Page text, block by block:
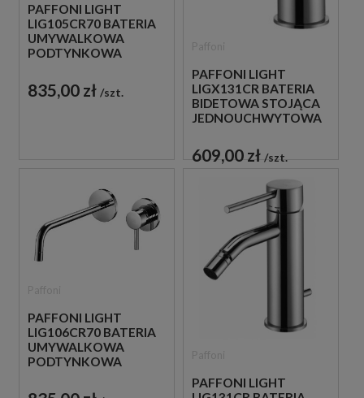
PAFFONI LIGHT
LIG105CR70 BATERIA
UMYWALKOWA
PODTYNKOWA
CHROM
835,00 zł szt.
PAFFONI LIGHT
LIGX131CR BATERIA
BIDETOWA STOJĄCA
JEDNOUCHWYTOWA
609,00 zł szt.
PAFFONI LIGHT
LIG106CR70 BATERIA
UMYWALKOWA
PODTYNKOWA
CHROM
PAFFONI LIGHT